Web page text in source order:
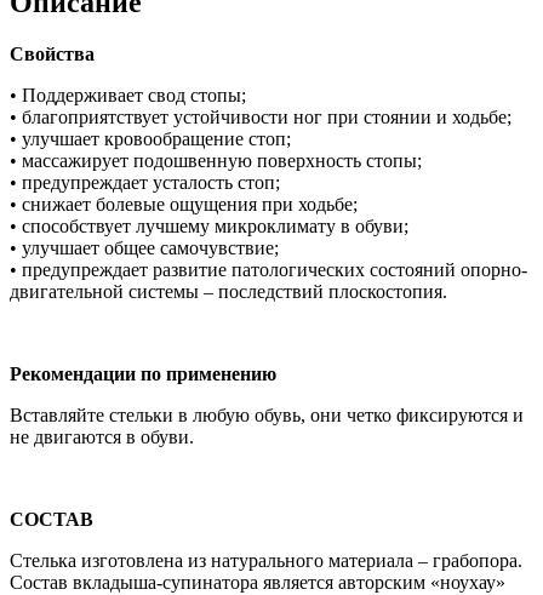
Свойства
• Поддерживает свод стопы;
• благоприятствует устойчивости ног при стоянии и ходьбе;
• улучшает кровообращение стоп;
• массажирует подошвенную поверхность стопы;
• предупреждает усталость стоп;
• снижает болевые ощущения при ходьбе;
• способствует лучшему микроклимату в обуви;
• улучшает общее самочувствие;
• предупреждает развитие патологических состояний опорно-
двигательной системы – последствий плоскостопия.
Рекомендации по применению
Вставляйте стельки в любую обувь, они четко фиксируются и
не двигаются в обуви.
СОСТАВ
Стелька изготовлена из натурального материала – грабопора.
Состав вкладыша-супинатора является авторским «ноу­хау»